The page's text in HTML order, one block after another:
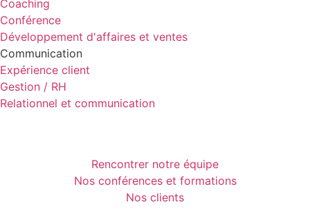
Coaching
Conférence
Développement d'affaires et ventes
Communication
Expérience client
Gestion / RH
Relationnel et communication
Rencontrer notre équipe
Nos conférences et formations
Nos clients